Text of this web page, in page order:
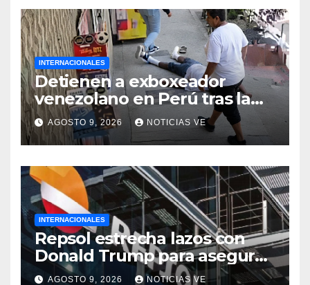
INTERNACIONALES
Detienen a exboxeador
venezolano en Perú tras la
muerte de mototaxista
durante una riña
AGOSTO 9, 2026 NOTICIAS VE
INTERNACIONALES
Repsol estrecha lazos con
Donald Trump para asegurar
negocios en Venezuela
AGOSTO 9, 2026 NOTICIAS VE